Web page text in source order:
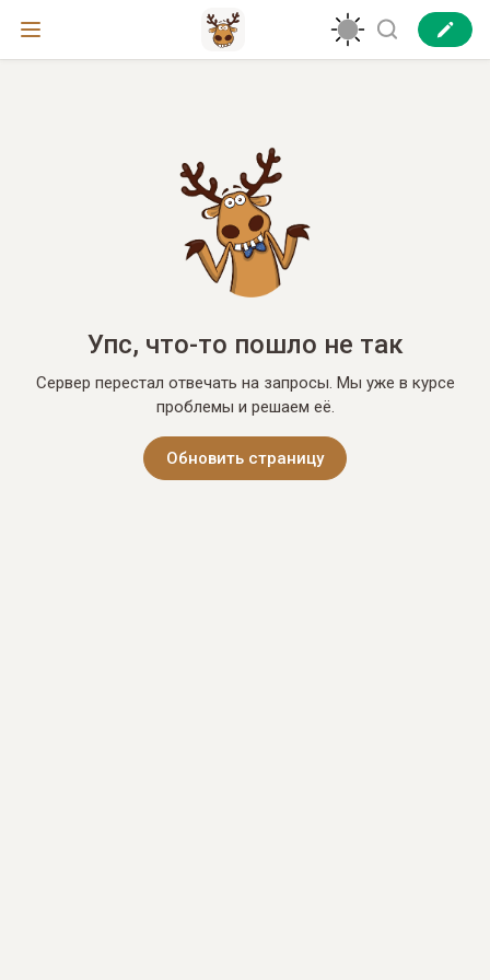
Упс, что-то пошло не так
Сервер перестал отвечать на запросы. Мы уже в курсе
проблемы и решаем её.
Обновить страницу